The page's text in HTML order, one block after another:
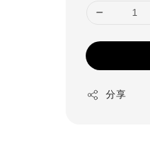
分享